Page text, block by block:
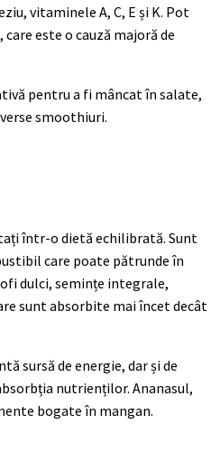
vitaminele A, C, E și K. Pot
este o cauză majoră de
pentru a fi mâncat în salate,
smoothiuri.
într-o dietă echilibrată. Sunt
care poate pătrunde în
dulci, semințe integrale,
sunt absorbite mai încet decât
sursă de energie, dar și de
nutrienților. Ananasul,
bogate în mangan.